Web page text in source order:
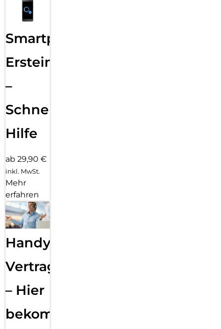
Smartphone
Ersteinrichtung
–
Schnelle
Hilfe
ab 29,90 €
inkl. MwSt.
Mehr
erfahren
Handy
Vertragsabwicklung
– Hier
bekommst